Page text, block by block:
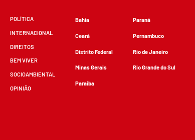
POLÍTICA
INTERNACIONAL
DIREITOS
BEM VIVER
SOCIOAMBIENTAL
OPINIÃO
Bahia
Ceará
Distrito Federal
Minas Gerais
Paraíba
Paraná
Pernambuco
Rio de Janeiro
Rio Grande do Sul